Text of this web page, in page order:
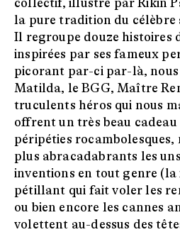
collectif, illustré par Rikin
la pure tradition du célèbre
Il regroupe douze histoires
inspirées par ses fameux
picorant par-ci par-là,
Matilda, le BGG, Maître
truculents héros qui nous
offrent un très beau
péripéties
plus abracadabrants les
inventions en tout genre
pétillant qui fait voler les
ou bien encore les cannes
volettent au-dessus des